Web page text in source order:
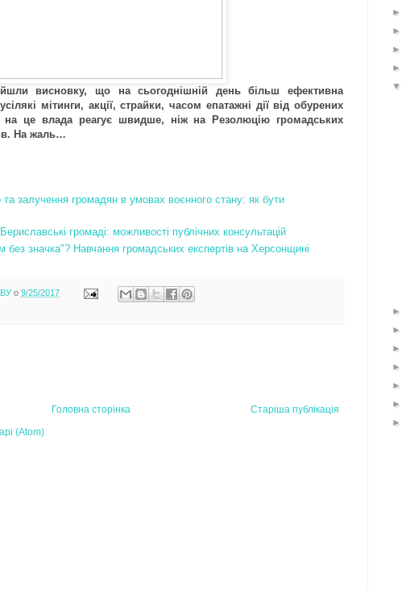
висновку, що на сьогоднішній день більш ефективна
мітинги, акції, страйки, часом епатажні дії від обурених
це влада реагує швидше, ніж на Резолюцію громадських
На жаль…
та залучення громадян в умовах воєнного стану: як бути
громаді: можливості публічних консультацій
значка"? Навчання громадських експертів на Херсонщині
о 9/25/2017
Старіша публікація
Головна сторінка
(Atom)
►
►
►
►
▼
►
►
►
►
►
►
►